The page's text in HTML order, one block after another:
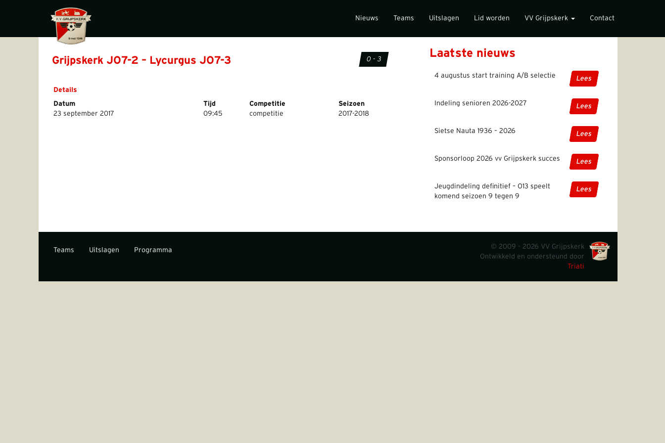
Nieuws Teams Uitslagen Lid worden VV Grijpskerk Contact
Grijpskerk JO7-2 – Lycurgus JO7-3 0 - 3
Details
Datum
Tijd Competitie
Seizoen
23 september 2017
09:45 competitie 2017-2018
Laatste nieuws
4 augustus start training A/B selectie Lees
Indeling senioren 2026-2027 Lees
Sietse Nauta 1936 – 2026 Lees
Sponsorloop 2026 vv Grijpskerk succes Lees
Jeugdindeling definitief – O13 speelt
komend seizoen 9 tegen 9
Lees
Teams Uitslagen Programma
© 2009 - 2026 VV Grijpskerk
Ontwikkeld en ondersteund door
Triati